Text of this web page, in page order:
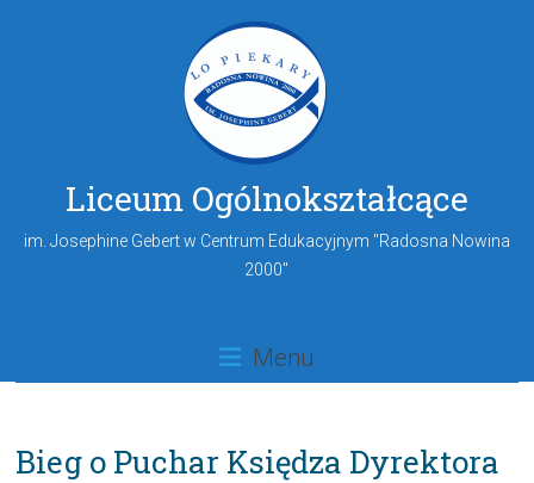
Liceum Ogólnokształcące
im. Josephine Gebert w Centrum Edukacyjnym "Radosna Nowina
2000"
Menu
Bieg o Puchar Księdza Dyrektora